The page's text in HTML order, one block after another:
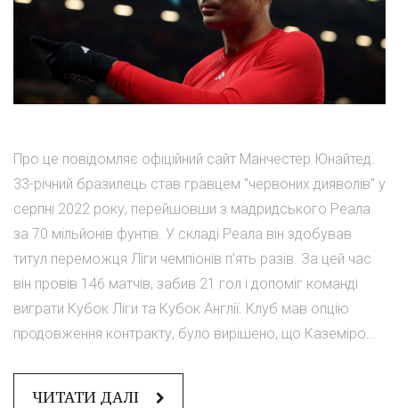
Про це повідомляє офіційний сайт Манчестер Юнайтед.
33-річний бразилець став гравцем "червоних дияволів" у
серпні 2022 року, перейшовши з мадридського Реала
за 70 мільйонів фунтів. У складі Реала він здобував
титул переможця Ліги чемпіонів п’ять разів. За цей час
він провів 146 матчів, забив 21 гол і допоміг команді
виграти Кубок Ліги та Кубок Англії. Клуб мав опцію
продовження контракту, було вирішено, що Каземіро...
ЧИТАТИ ДАЛІ